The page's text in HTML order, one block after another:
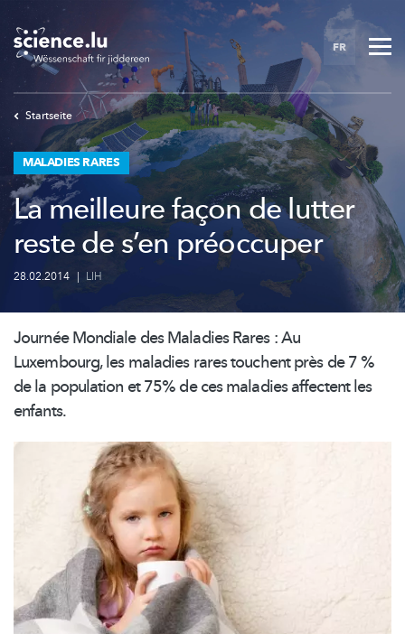
to
main
content
FR
Startseite
MALADIES RARES
La meilleure façon de lutter
reste de s’en préoccuper
28.02.2014 | LIH
Journée Mondiale des Maladies Rares : Au
Luxembourg, les maladies rares touchent près de 7 %
de la population et 75% de ces maladies affectent les
enfants.